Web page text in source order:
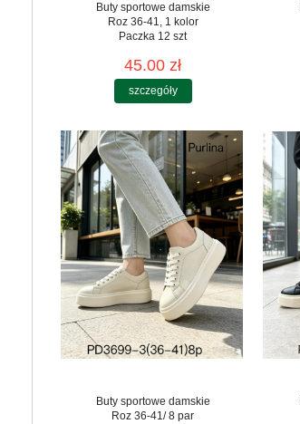
Buty sportowe damskie
Roz 36-41, 1 kolor
Paczka 12 szt
45.00 zł
szczegóły
Buty sportowe damskie
Roz 36-41/ 8 par